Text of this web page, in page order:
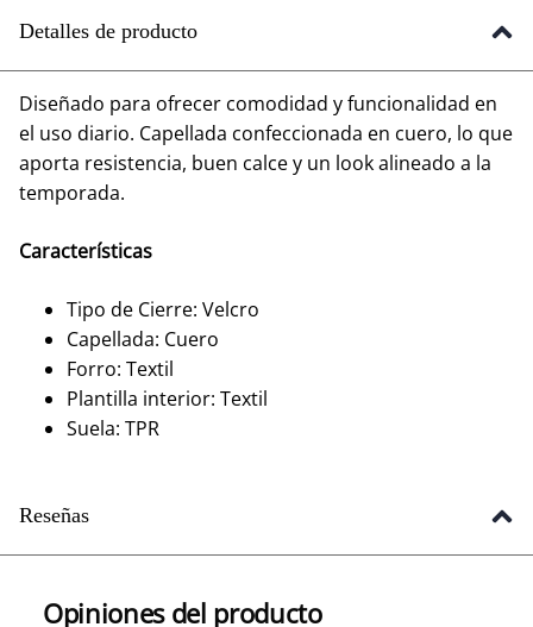
Detalles de producto
Diseñado para ofrecer comodidad y funcionalidad en
el uso diario. Capellada confeccionada en cuero, lo que
aporta resistencia, buen calce y un look alineado a la
temporada.
Características
Tipo de Cierre: Velcro
Capellada: Cuero
Forro: Textil
Plantilla interior: Textil
Suela: TPR
Reseñas
Opiniones del producto